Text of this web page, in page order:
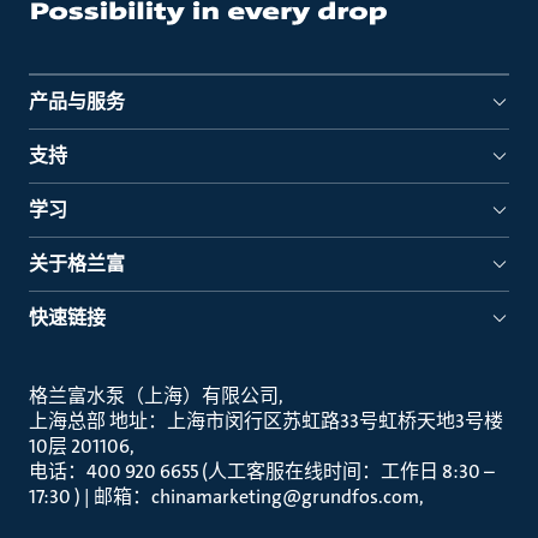
产品与服务
支持
学习
关于格兰富
快速链接
格兰富水泵（上海）有限公司
上海总部 地址：上海市闵行区苏虹路33号虹桥天地3号楼
10层 201106
电话：400 920 6655 (人工客服在线时间：工作日 8:30 –
17:30 ) | 邮箱：chinamarketing@grundfos.com